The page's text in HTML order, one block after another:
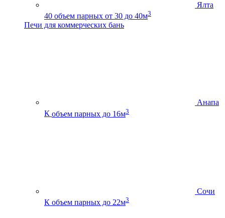
Ялта
40 объем парных от 30 до 40м3
Печи для коммерческих бань
Анапа
К объем парных до 16м3
Сочи
К объем парных до 22м3